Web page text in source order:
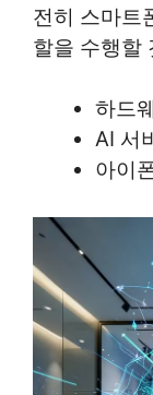
전히 스마트
할을 수행할
하드
AI 서
아이